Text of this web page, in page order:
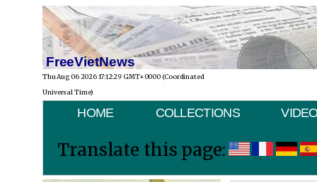
FreeVietNews
Thu Aug 06 2026 17:12:29 GMT+0000 (Coordinated
Universal Time)
HOME COLLECTIONS
Translate this page: